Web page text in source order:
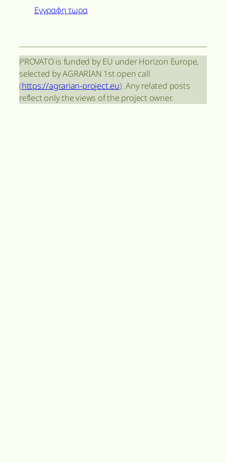
Εγγραφη τωρα
PROVATO is funded by EU under Horizon Europe,
selected by AGRARIAN 1st open call
(https://agrarian-project.eu). Any related posts
reflect only the views of the project owner.